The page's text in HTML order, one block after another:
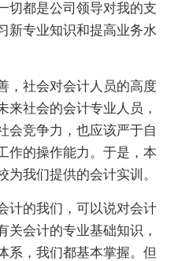
切都是公司领导对我的支
新专业知识和提高业务水
社会对会计人员的高度
来社会的会计专业人员，
会竞争力，也应该严于自
作的操作能力。于是，本
我们提供的会计实训。
的我们，可以说对会计
关会计的专业基础知识，
系，我们都基本掌握。但